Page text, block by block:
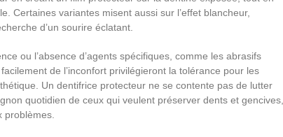
Certaines variantes misent aussi sur l’effet blancheur,
d’un sourire éclatant.
ou l’absence d’agents spécifiques, comme les abrasifs
de l’inconfort privilégieront la tolérance pour les
Un dentifrice protecteur ne se contente pas de lutter
quotidien de ceux qui veulent préserver dents et gencives,
problèmes.